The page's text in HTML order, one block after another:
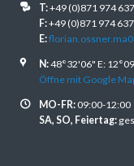
T:+49 (0)871 974
F:+49 (0)871 974
E:
N:48°32'06" E:
Öffne mit Google
MO-FR:09:00-12:00
SA, SO, Feiertag: